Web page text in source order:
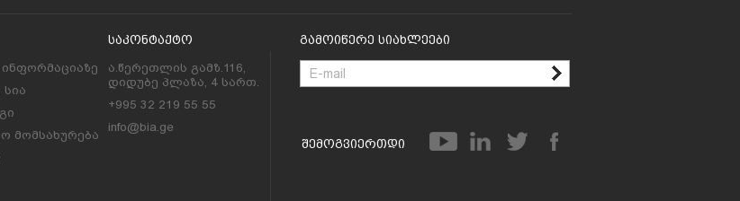
ინფორმაციაზე
მომსახურება
Საკონტაქტო
ა.წერეთლის გამზ.116,
დიდუბე პლაზა, 4 სართ.
+995 32 219 55 55
info@bia.ge
Გამოიწერე Სიახლეები
Შემოგვიერთდი